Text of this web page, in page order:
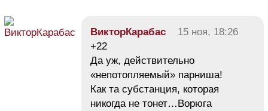
ВикторКарабас
15 ноя, 18:26
+22
Да уж, действительно
«непотопляемый» парниша!
Как та субстанция, которая
никогда не тонет…Ворюга